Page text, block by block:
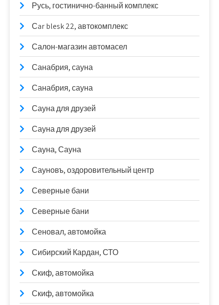
Русь, гостинично-банный комплекс
Сar blesk 22, автокомплекс
Салон-магазин автомасел
Санабрия, сауна
Санабрия, сауна
Сауна для друзей
Сауна для друзей
Сауна, Сауна
Сауновъ, оздоровительный центр
Северные бани
Северные бани
Сеновал, автомойка
Сибирский Кардан, СТО
Скиф, автомойка
Скиф, автомойка